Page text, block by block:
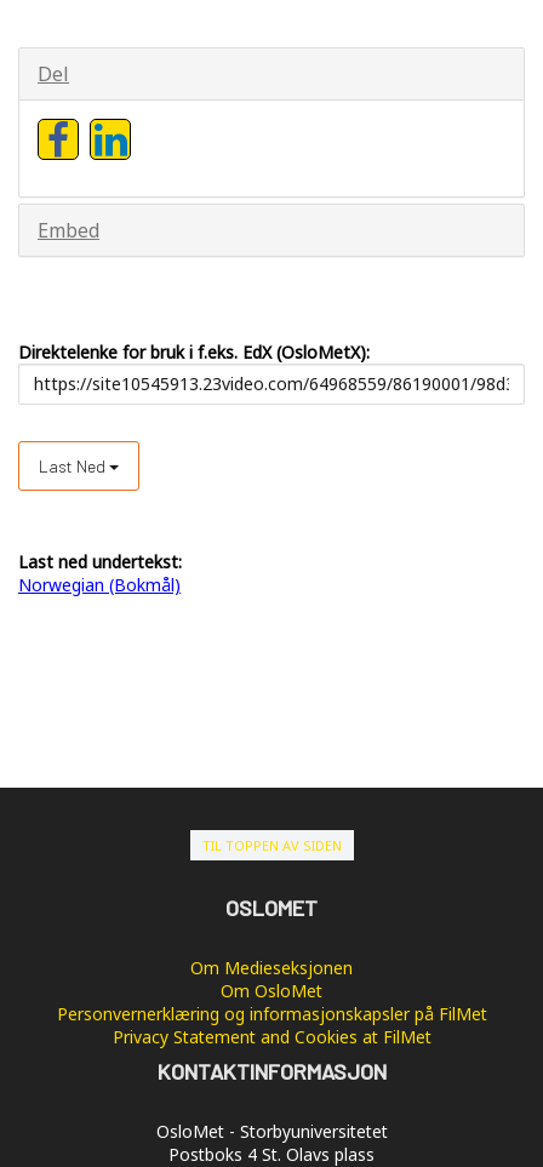
Del
Embed
Direktelenke for bruk i f.eks. EdX (OsloMetX):
Last Ned
Last ned undertekst:
Norwegian (Bokmål)
TIL TOPPEN AV SIDEN
OSLOMET
Om Medieseksjonen
Om OsloMet
Personvernerklæring og informasjonskapsler på FilMet
Privacy Statement and Cookies at FilMet
KONTAKTINFORMASJON
OsloMet - Storbyuniversitetet
Postboks 4 St. Olavs plass